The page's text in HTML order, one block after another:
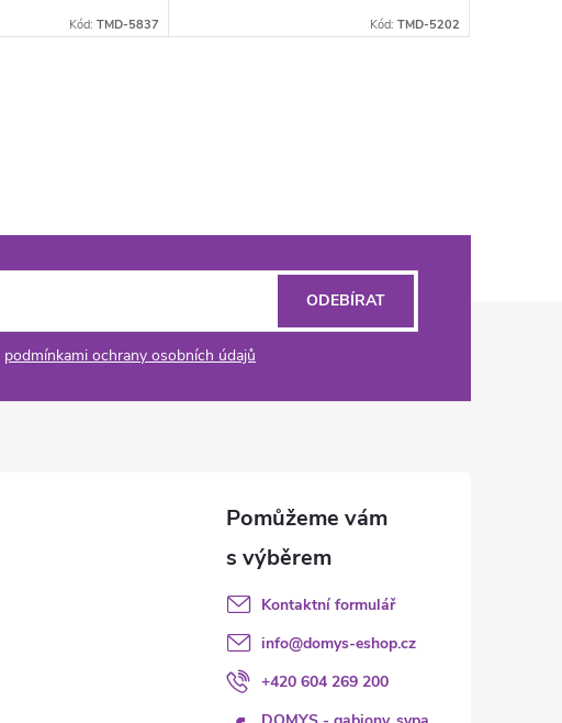
Kód: TMD-5837 Kód: TMD-5202
podmínkami ochrany osobních údajů
ODEBÍRAT
Kontaktní formulář
info@domys-eshop.cz
+420 604 269 200